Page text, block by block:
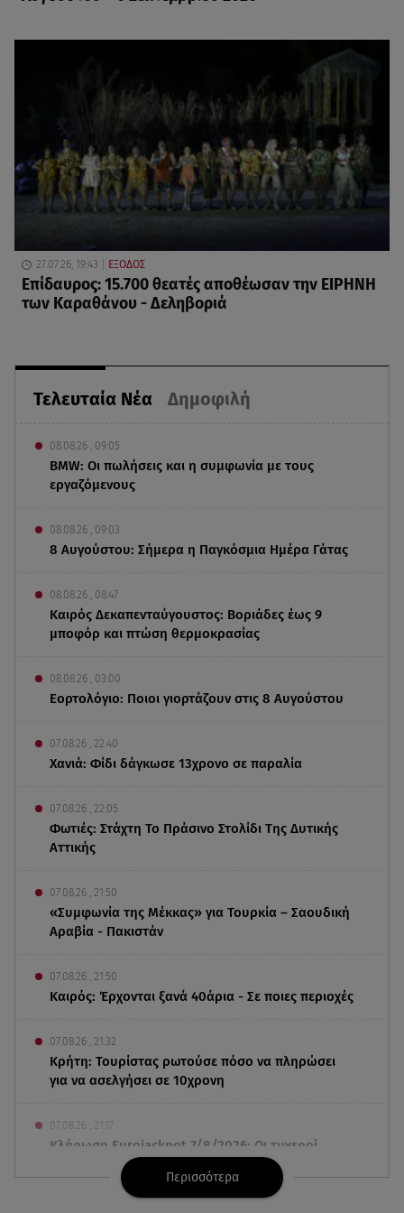
Τελευταία Νέα Δημοφιλή
08.08.26 , 09:05
BMW: Οι πωλήσεις και η συμφωνία με τους
εργαζόμενους
08.08.26 , 09:03
8 Αυγούστου: Σήμερα η Παγκόσμια Ημέρα Γάτας
08.08.26 , 08:47
Καιρός Δεκαπενταύγουστος: Βοριάδες έως 9
μποφόρ και πτώση θερμοκρασίας
08.08.26 , 03:00
Εορτολόγιο: Ποιοι γιορτάζουν στις 8 Αυγούστου
07.08.26 , 22:40
Χανιά: Φίδι δάγκωσε 13χρονο σε παραλία
07.08.26 , 22:05
Φωτιές: Στάχτη Το Πράσινο Στολίδι Της Δυτικής
Αττικής
07.08.26 , 21:50
«Συμφωνία της Μέκκας» για Τουρκία – Σαουδική
Αραβία - Πακιστάν
07.08.26 , 21:50
Καιρός: Έρχονται ξανά 40άρια - Σε ποιες περιοχές
07.08.26 , 21:32
Κρήτη: Τουρίστας ρωτούσε πόσο να πληρώσει
για να ασελγήσει σε 10χρονη
07.08.26 , 21:17
Κλήρωση Eurojackpot 7/8/2026: Οι τυχεροί
αριθμοί για τα 32.000.000 ευρώ
Περισσότερα
27.07.26, 19:43 ΕΞΟΔΟΣ
Επίδαυρος: 15.700 θεατές αποθέωσαν την ΕΙΡΗΝΗ
των Καραθάνου - Δεληβοριά